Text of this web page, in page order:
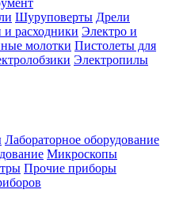
Шуруповерты Дрели
и расходники Электро и
молотки Пистолеты для
Электропилы
Лабораторное оборудование
Микроскопы
Прочие приборы